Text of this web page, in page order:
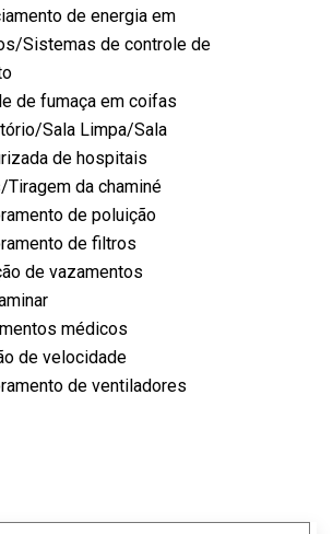
de energia em
Sistemas de controle de
de fumaça em coifas
Sala Limpa/Sala
de hospitais
Tiragem da chaminé
de poluição
de filtros
de vazamentos
médicos
de velocidade
de ventiladores